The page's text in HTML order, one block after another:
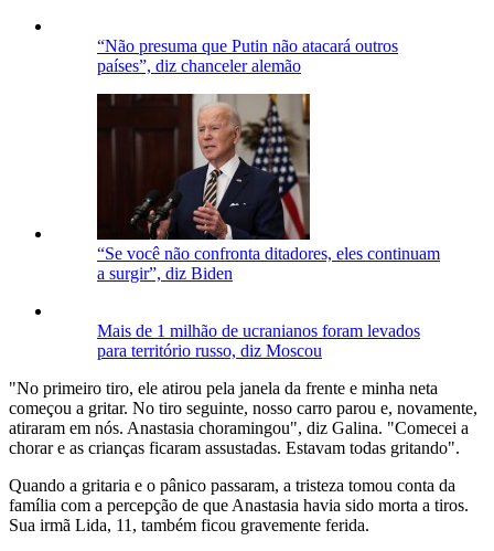
“Não presuma que Putin não atacará outros
países”, diz chanceler alemão
“Se você não confronta ditadores, eles continuam
a surgir”, diz Biden
Mais de 1 milhão de ucranianos foram levados
para território russo, diz Moscou
"No primeiro tiro, ele atirou pela janela da frente e minha neta
começou a gritar. No tiro seguinte, nosso carro parou e, novamente,
atiraram em nós. Anastasia choramingou", diz Galina. "Comecei a
chorar e as crianças ficaram assustadas. Estavam todas gritando".
Quando a gritaria e o pânico passaram, a tristeza tomou conta da
família com a percepção de que Anastasia havia sido morta a tiros.
Sua irmã Lida, 11, também ficou gravemente ferida.